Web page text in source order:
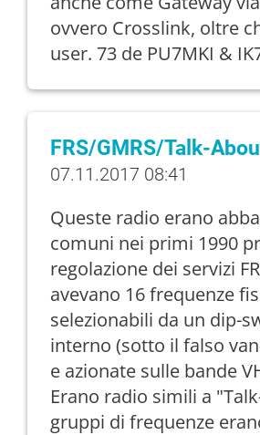
ovvero Crosslink, oltre
user. 73 de PU7MKI &
FRS/GMRS/Talk-
07.11.2017 08:41
Queste radio erano
comuni nei primi 1990
regolazione dei servizi
avevano 16 frequenze
selezionabili da un dip-
interno (sotto il falso
e azionate sulle bande
Erano radio simili a
gruppi di frequenze